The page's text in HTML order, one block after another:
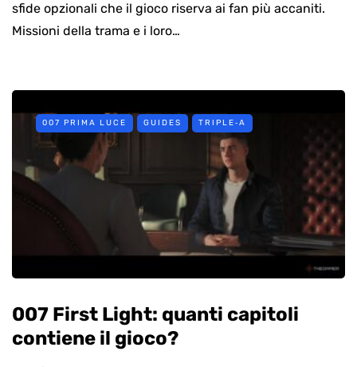
sfide opzionali che il gioco riserva ai fan più accaniti.
Missioni della trama e i loro…
007 PRIMA LUCE GUIDES TRIPLE‑A
007 First Light: quanti capitoli
contiene il gioco?